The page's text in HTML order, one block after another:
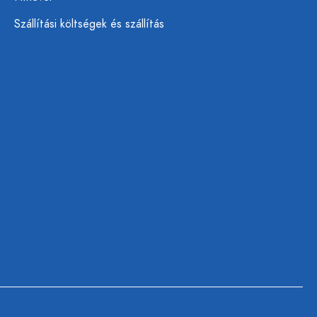
Szállítási költségek és szállítás